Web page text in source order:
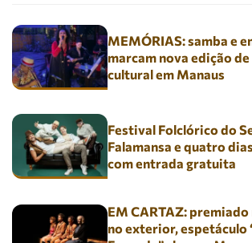
MEMÓRIAS: samba e
marcam nova edição
cultural em Manaus
Festival Folclórico do
Falamansa e quatro
com entrada gratuita
EM CARTAZ: premiado
no exterior, espetáculo